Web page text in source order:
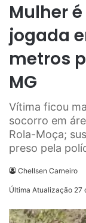
Mulher
jogada
metros
MG
Vítima ficou
socorro em
Rola-Moça;
preso pela
Chellsen Carneiro
Última Atualização 27